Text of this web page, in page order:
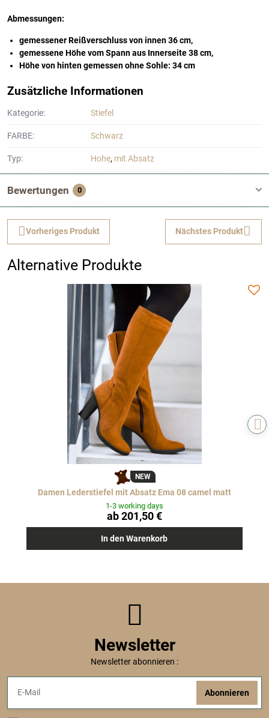
Abmessungen:
gemessener Reißverschluss von innen 36 cm,
gemessene Höhe vom Spann aus Innerseite 38 cm,
Höhe von hinten gemessen ohne Sohle: 34 cm
Zusätzliche Informationen
Kategorie: Stiefel
FARBE: Schwarz
Typ: Hohe, mit Absatz
Bewertungen 0
Vorheriges Produkt Nächstes Produkt
Alternative Produkte
NEW
Damen Lederstiefel mit Absatz Ema 08 camel matt
1-3 working days
ab 201,50 €
In den Warenkorb
Newsletter
Newsletter abonnieren :
Abonnieren